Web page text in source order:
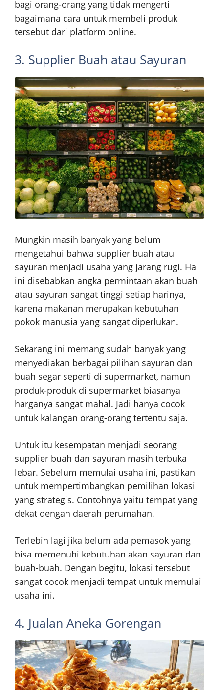
bagi orang-orang yang tidak mengerti
bagaimana cara untuk membeli produk
tersebut dari platform online.
3. Supplier Buah atau Sayuran
Mungkin masih banyak yang belum
mengetahui bahwa supplier buah atau
sayuran menjadi usaha yang jarang rugi. Hal
ini disebabkan angka permintaan akan buah
atau sayuran sangat tinggi setiap harinya,
karena makanan merupakan kebutuhan
pokok manusia yang sangat diperlukan.
Sekarang ini memang sudah banyak yang
menyediakan berbagai pilihan sayuran dan
buah segar seperti di supermarket, namun
produk-produk di supermarket biasanya
harganya sangat mahal. Jadi hanya cocok
untuk kalangan orang-orang tertentu saja.
Untuk itu kesempatan menjadi seorang
supplier buah dan sayuran masih terbuka
lebar. Sebelum memulai usaha ini, pastikan
untuk mempertimbangkan pemilihan lokasi
yang strategis. Contohnya yaitu tempat yang
dekat dengan daerah perumahan.
Terlebih lagi jika belum ada pemasok yang
bisa memenuhi kebutuhan akan sayuran dan
buah-buah. Dengan begitu, lokasi tersebut
sangat cocok menjadi tempat untuk memulai
usaha ini.
4. Jualan Aneka Gorengan